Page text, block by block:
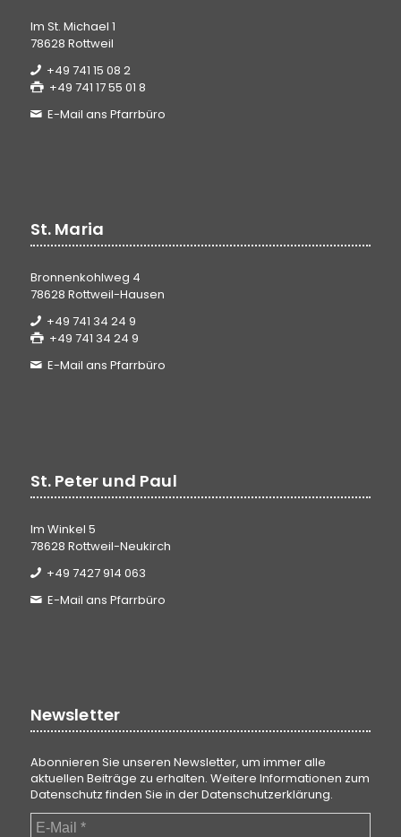
Im St. Michael 1
78628 Rottweil
+49 741 15 08 2
+49 741 17 55 01 8
E-Mail ans Pfarrbüro
St. Maria
Bronnenkohlweg 4
78628 Rottweil-Hausen
+49 741 34 24 9
+49 741 34 24 9
E-Mail ans Pfarrbüro
St. Peter und Paul
Im Winkel 5
78628 Rottweil-Neukirch
+49 7427 914 063
E-Mail ans Pfarrbüro
Newsletter
Abonnieren Sie unseren Newsletter, um immer alle
aktuellen Beiträge zu erhalten. Weitere Informationen zum
Datenschutz finden Sie in derDatenschutzerklärung.